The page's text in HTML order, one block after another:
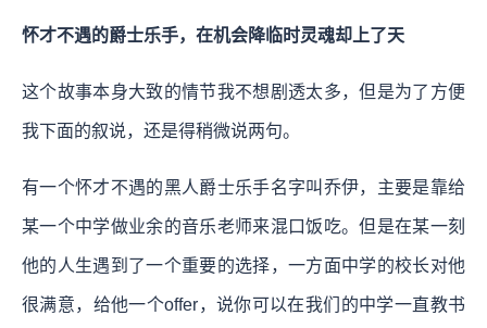
怀才不遇的爵士乐手，在机会降临时灵魂却上了天
这个故事本身大致的情节我不想剧透太多，但是为了方便
我下面的叙说，还是得稍微说两句。
有一个怀才不遇的黑人爵士乐手名字叫乔伊，主要是靠给
某一个中学做业余的音乐老师来混口饭吃。但是在某一刻
他的人生遇到了一个重要的选择，一方面中学的校长对他
很满意，给他一个offer，说你可以在我们的中学一直教书